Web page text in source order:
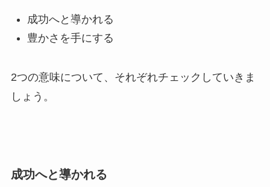
成功へと導かれる
豊かさを手にする
2つの意味について、それぞれチェックしていきま
しょう。
成功へと導かれる